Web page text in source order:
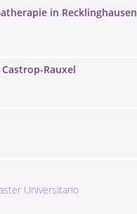
in Recklinghausen
Rauxel
Universitario